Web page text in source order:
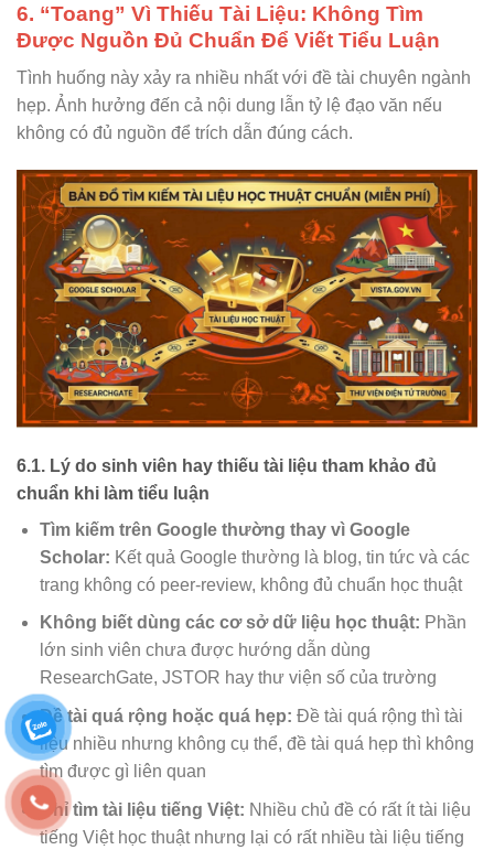
6. “Toang” Vì Thiếu Tài Liệu: Không Tìm
Được Nguồn Đủ Chuẩn Để Viết Tiểu Luận
Tình huống này xảy ra nhiều nhất với đề tài chuyên ngành
hẹp. Ảnh hưởng đến cả nội dung lẫn tỷ lệ đạo văn nếu
không có đủ nguồn để trích dẫn đúng cách.
6.1. Lý do sinh viên hay thiếu tài liệu tham khảo đủ
chuẩn khi làm tiểu luận
Tìm kiếm trên Google thường thay vì Google
Scholar: Kết quả Google thường là blog, tin tức và các
trang không có peer-review, không đủ chuẩn học thuật
Không biết dùng các cơ sở dữ liệu học thuật: Phần
lớn sinh viên chưa được hướng dẫn dùng
ResearchGate, JSTOR hay thư viện số của trường
Đề tài quá rộng hoặc quá hẹp: Đề tài quá rộng thì tài
liệu nhiều nhưng không cụ thể, đề tài quá hẹp thì không
tìm được gì liên quan
Chỉ tìm tài liệu tiếng Việt: Nhiều chủ đề có rất ít tài liệu
tiếng Việt học thuật nhưng lại có rất nhiều tài liệu tiếng